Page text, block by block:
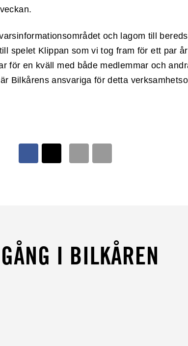
och lagom till
spelet Klippan som vi tog fram för ett par
för en kväll med både medlemmar och
Bilkårens ansvariga för detta
I BILKÅREN